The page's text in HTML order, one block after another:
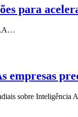
para
sobre